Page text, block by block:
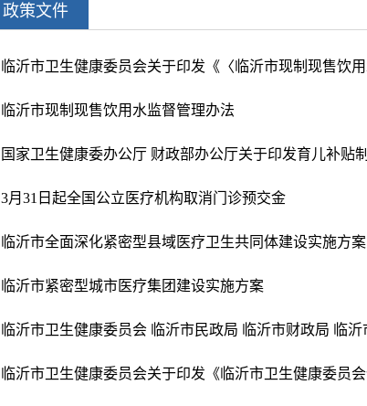
政策文件
临沂市现制现售饮用水监督管理办法
3月31日起全国公立医疗机构取消门诊预交金
临沂市全面深化紧密型县域医疗卫生共同体建设实施方案
临沂市紧密型城市医疗集团建设实施方案